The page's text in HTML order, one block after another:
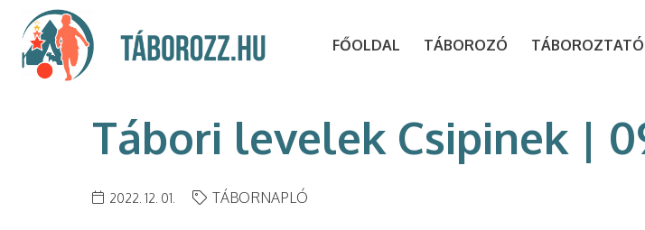
FŐOLDAL TÁBOROZÓ TÁBOROZTATÓ
Tábori levelek Csipinek |
2022. 12. 01. TÁBORNAPLÓ